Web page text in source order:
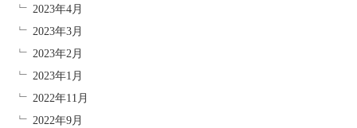
2023年4月
2023年3月
2023年2月
2023年1月
2022年11月
2022年9月